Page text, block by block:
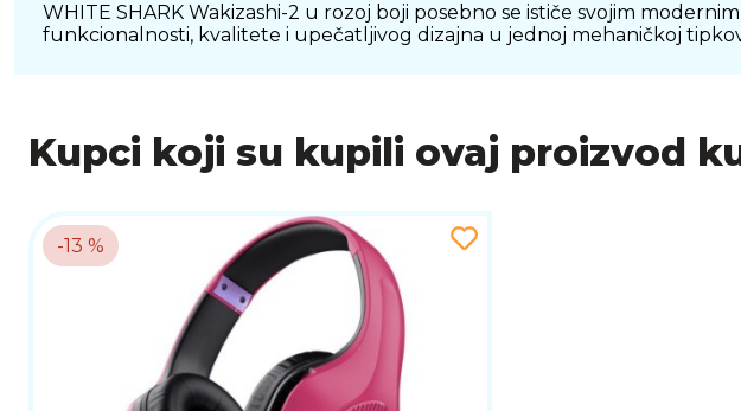
WHITE SHARK Wakizashi-2 u rozoj boji posebno se ističe svojim
funkcionalnosti, kvalitete i upečatljivog dizajna u jednoj mehaničkoj
Kupci koji su kupili ovaj proizvod
-13 %